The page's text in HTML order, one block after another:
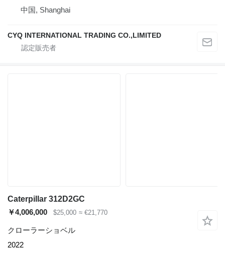
中国, Shanghai
CYQ INTERNATIONAL TRADING CO.,LIMITED
Caterpillar 312D2GC
￥4,006,000
$25,000 ≈ €21,770
クローラーショベル
2022